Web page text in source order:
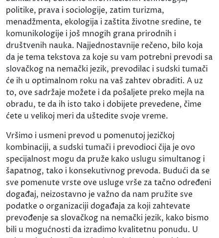
politike, prava i sociologije, zatim turizma,
menadžmenta, ekologija i zaštita životne sredine, te
komunikologije i još mnogih grana prirodnih i
društvenih nauka. Najjednostavnije rečeno, bilo koja
da je tema tekstova za koje su vam potrebni prevodi sa
slovačkog na nemački jezik, prevodilac i sudski tumači
će ih u optimalnom roku na vaš zahtev obraditi. A uz
to, ove sadržaje možete i da pošaljete preko mejla na
obradu, te da ih isto tako i dobijete prevedene, čime
ćete u velikoj meri da uštedite svoje vreme.
Vršimo i usmeni prevod u pomenutoj jezičkoj
kombinaciji, a sudski tumači i prevodioci čija je ovo
specijalnost mogu da pruže kako uslugu simultanog i
šapatnog, tako i konsekutivnog prevoda. Budući da se
sve pomenute vrste ove usluge vrše za tačno određeni
događaj, neizostavno je važno da nam pružite sve
podatke o organizaciji događaja za koji zahtevate
prevođenje sa slovačkog na nemački jezik, kako bismo
bili u mogućnosti da izradimo kvalitetnu ponudu. U